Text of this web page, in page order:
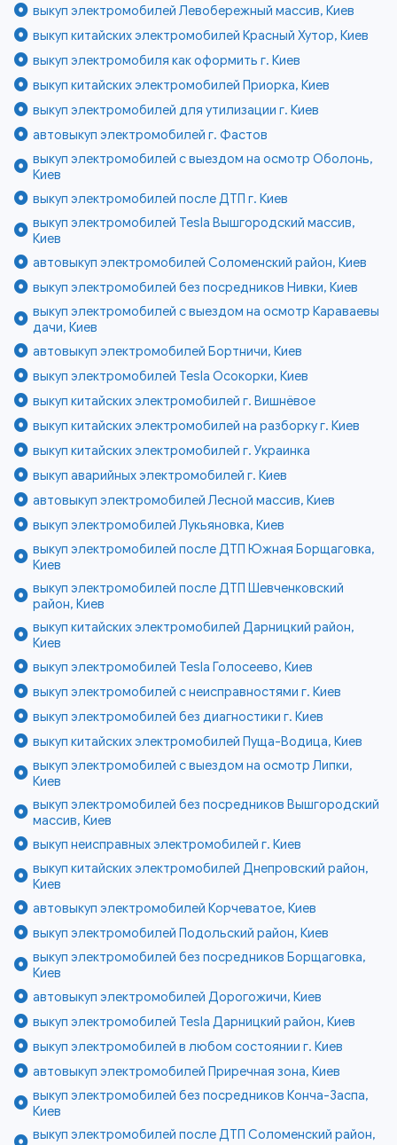
выкуп электромобилей Левобережный массив, Киев
выкуп китайских электромобилей Красный Хутор, Киев
выкуп электромобиля как оформить г. Киев
выкуп китайских электромобилей Приорка, Киев
выкуп электромобилей для утилизации г. Киев
автовыкуп электромобилей г. Фастов
выкуп электромобилей с выездом на осмотр Оболонь,
Киев
выкуп электромобилей после ДТП г. Киев
выкуп электромобилей Tesla Вышгородский массив,
Киев
автовыкуп электромобилей Соломенский район, Киев
выкуп электромобилей без посредников Нивки, Киев
выкуп электромобилей с выездом на осмотр Караваевы
дачи, Киев
автовыкуп электромобилей Бортничи, Киев
выкуп электромобилей Tesla Осокорки, Киев
выкуп китайских электромобилей г. Вишнёвое
выкуп китайских электромобилей на разборку г. Киев
выкуп китайских электромобилей г. Украинка
выкуп аварийных электромобилей г. Киев
автовыкуп электромобилей Лесной массив, Киев
выкуп электромобилей Лукьяновка, Киев
выкуп электромобилей после ДТП Южная Борщаговка,
Киев
выкуп электромобилей после ДТП Шевченковский
район, Киев
выкуп китайских электромобилей Дарницкий район,
Киев
выкуп электромобилей Tesla Голосеево, Киев
выкуп электромобилей с неисправностями г. Киев
выкуп электромобилей без диагностики г. Киев
выкуп китайских электромобилей Пуща-Водица, Киев
выкуп электромобилей с выездом на осмотр Липки,
Киев
выкуп электромобилей без посредников Вышгородский
массив, Киев
выкуп неисправных электромобилей г. Киев
выкуп китайских электромобилей Днепровский район,
Киев
автовыкуп электромобилей Корчеватое, Киев
выкуп электромобилей Подольский район, Киев
выкуп электромобилей без посредников Борщаговка,
Киев
автовыкуп электромобилей Дорогожичи, Киев
выкуп электромобилей Tesla Дарницкий район, Киев
выкуп электромобилей в любом состоянии г. Киев
автовыкуп электромобилей Приречная зона, Киев
выкуп электромобилей без посредников Конча-Заспа,
Киев
выкуп электромобилей после ДТП Соломенский район,